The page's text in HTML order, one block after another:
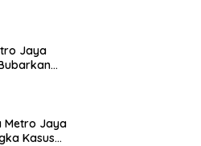
Jaya
Metro Jaya
Kasus